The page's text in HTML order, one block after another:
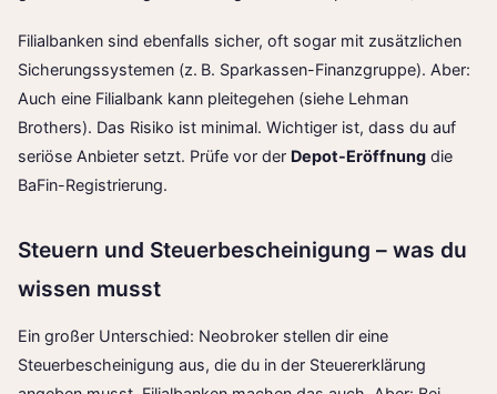
Filialbanken sind ebenfalls sicher, oft sogar mit zusätzlichen
Sicherungssystemen (z. B. Sparkassen-Finanzgruppe). Aber:
Auch eine Filialbank kann pleitegehen (siehe Lehman
Brothers). Das Risiko ist minimal. Wichtiger ist, dass du auf
seriöse Anbieter setzt. Prüfe vor der Depot-Eröffnung die
BaFin-Registrierung.
Steuern und Steuerbescheinigung – was du
wissen musst
Ein großer Unterschied: Neobroker stellen dir eine
Steuerbescheinigung aus, die du in der Steuererklärung